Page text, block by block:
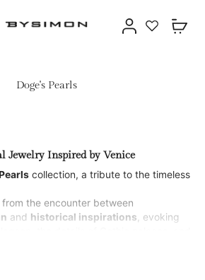
Doge's Pearls
Jewelry Inspired by Venice
collection, a tribute to the timeless
the encounter between
and historical inspirations , evoking
sunsets. The